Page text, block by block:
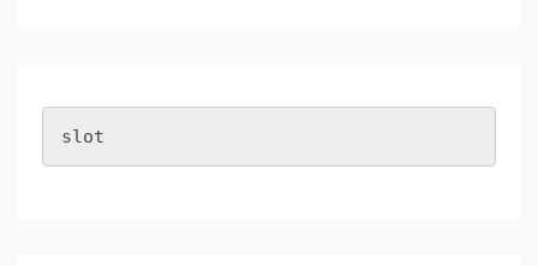
slot